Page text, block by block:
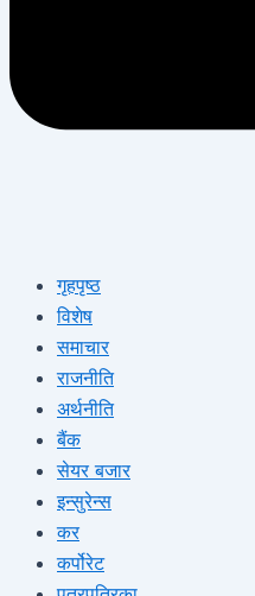
गृहपृष्ठ
विशेष
समाचार
राजनीति
अर्थनीति
बैंक
सेयर बजार
इन्सुरेन्स
कर
कर्पोरेट